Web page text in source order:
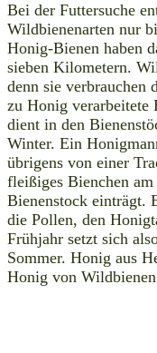
Bei der Futtersuche
Wildbienenarten nur
Honig-Bienen haben
sieben Kilometern.
denn sie verbrauchen
zu Honig verarbeitete
dient in den
Winter. Ein
übrigens von einer
fleißiges Bienchen
Bienenstock einträgt.
die Pollen, den
Frühjahr setzt sich
Sommer. Honig aus
Honig von